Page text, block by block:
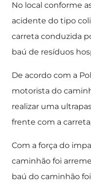
No local conforme
acidente do tipo
carreta conduzida
baú de resíduos
De acordo com a
motorista do
realizar uma
frente com a
Com a força do
caminhão foi
baú do caminhão